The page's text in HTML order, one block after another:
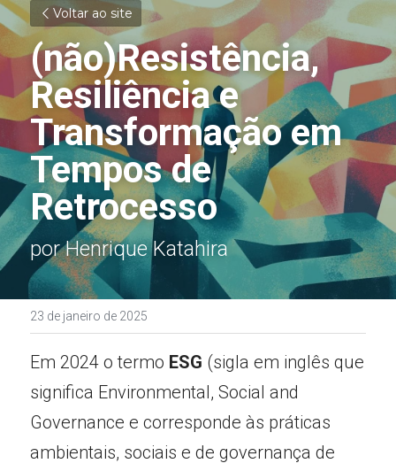
Voltar ao site
(não)Resistência,
Resiliência e
Transformação em
Tempos de
Retrocesso
por Henrique Katahira
23 de janeiro de 2025
Em 2024 o termo ESG (sigla em inglês que
significa Environmental, Social and
Governance e corresponde às práticas
ambientais, sociais e de governança de